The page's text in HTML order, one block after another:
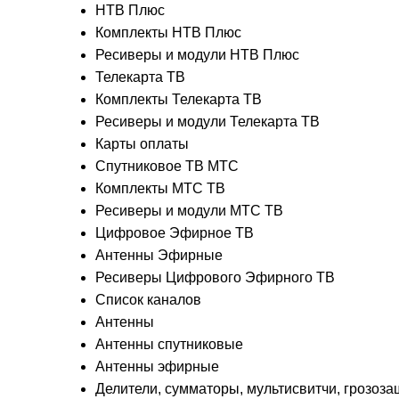
НТВ Плюс
Комплекты НТВ Плюс
Ресиверы и модули НТВ Плюс
Телекарта ТВ
Комплекты Телекарта ТВ
Ресиверы и модули Телекарта ТВ
Карты оплаты
Спутниковое ТВ МТС
Комплекты МТС ТВ
Ресиверы и модули МТС ТВ
Цифровое Эфирное ТВ
Антенны Эфирные
Ресиверы Цифрового Эфирного ТВ
Список каналов
Антенны
Антенны спутниковые
Антенны эфирные
Делители, сумматоры, мультисвитчи,